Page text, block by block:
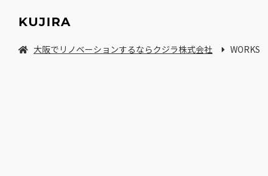
KUJIRA
大阪でリノベーションするならクジラ株式会社 WORKS